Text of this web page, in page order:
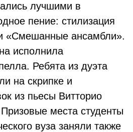
лучшими в
пение: стилизация
«Смешанные ансамбли».
исполнила
Ребята из дуэта
на скрипке и
из пьесы Витторио
места студенты
вуза заняли также